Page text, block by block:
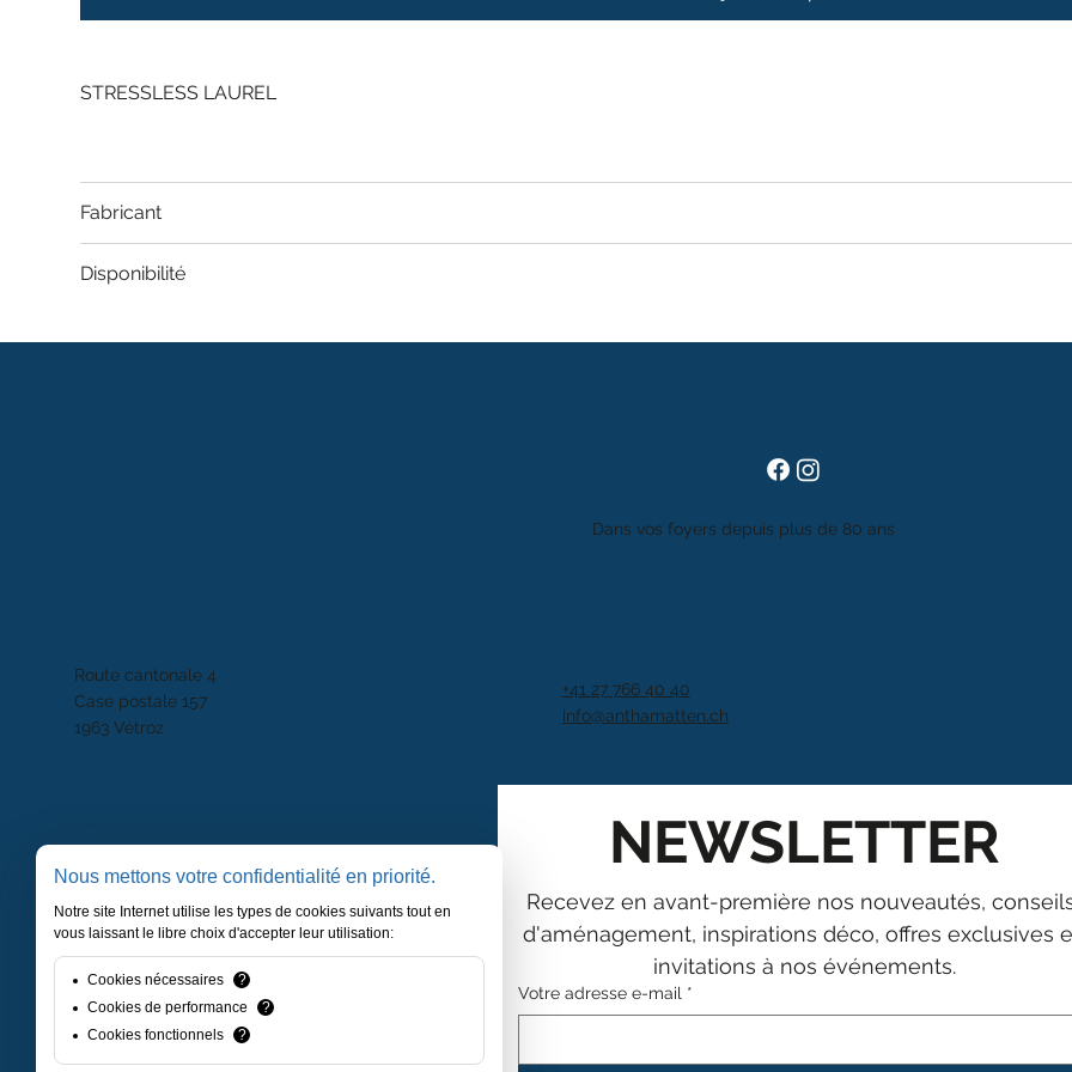
STRESSLESS LAUREL
Fabricant
Disponibilité
Route cantonale 4
Case postale 157
1963 Vétroz
Dans vos foyers depuis plus de 80 ans
+41 27 766 40 40
info@anthamatten.ch
NEWSLETTER
Recevez en avant-première nos nouveautés,
d'aménagement, inspirations déco, offres exclusives
invitations à nos événements.
Votre adresse e-mail *
Nous mettons votre confidentialité en priorité.
Notre site Internet utilise les types de cookies suivants tout en
vous laissant le libre choix d'accepter leur utilisation:
Cookies nécessaires
?
Cookies de performance
?
Cookies fonctionnels
?